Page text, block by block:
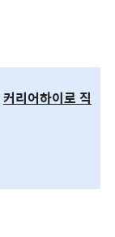
커리어하이로 직